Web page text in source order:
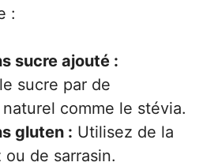
:
sucre ajouté :
sucre par de
naturel comme le stévia.
gluten : Utilisez de la
de sarrasin.